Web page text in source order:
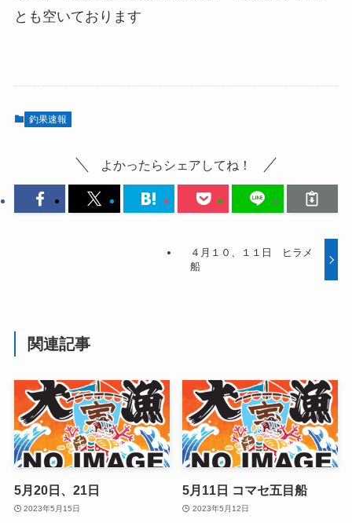
とも空いております
釣果速報
よかったらシェアしてね！
４月１０、１１日 ヒラメ
船
関連記事
5月20日、21日
2023年5月15日
5月11日 コマセ五目船
2023年5月12日